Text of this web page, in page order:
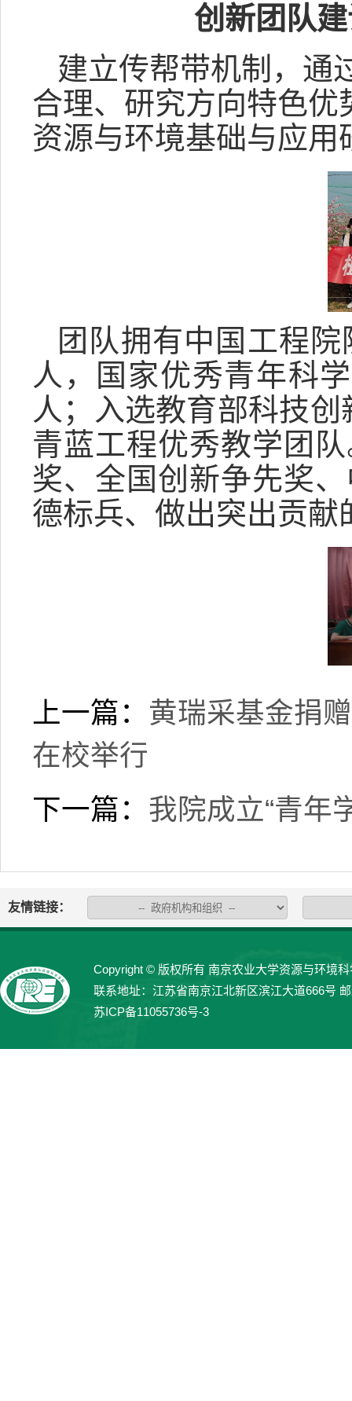
创新团队
建立传帮带机制，通
合理、研究方向特色
资源与环境基础与应用
团队拥有中国工程
人，国家优秀青年科
人；入选教育部科技
青蓝工程优秀教学团
奖、全国创新争先奖
德标兵、做出突出贡
上一篇： 黄瑞采基金捐
在校举行
下一篇： 我院成立“青年
友情链接：
Copyright © 版权所有 南京农业大学资源与环境
联系地址：江苏省南京江北新区滨江大道666号
苏ICP备11055736号-3